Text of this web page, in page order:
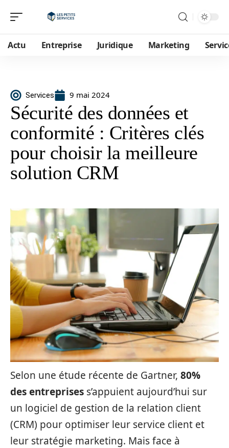
Actu Entreprise Juridique Marketing
Services 9 mai 2024
Sécurité des données et
conformité : Critères clés
pour choisir la meilleure
solution CRM
Selon une étude récente de Gartner, 80%
des entreprises s’appuient aujourd’hui sur
un logiciel de gestion de la relation client
(CRM) pour optimiser leur service client et
leur stratégie marketing. Mais face à